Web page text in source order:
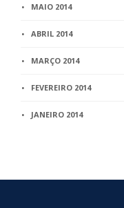
MAIO 2014
ABRIL 2014
MARÇO 2014
FEVEREIRO 2014
JANEIRO 2014